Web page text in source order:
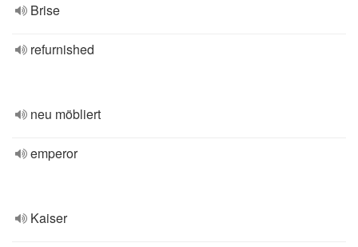
Brise
refurnished
neu möbliert
emperor
Kaiser